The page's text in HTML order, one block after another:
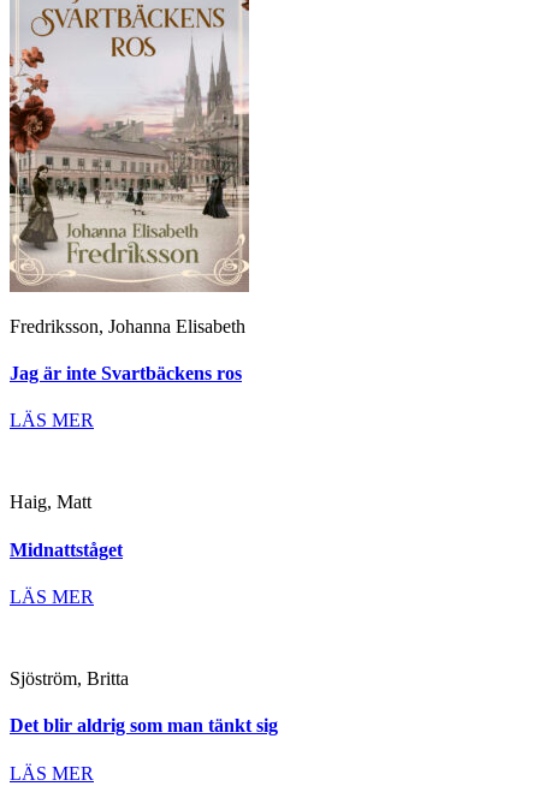
Fredriksson, Johanna Elisabeth
Jag är inte Svartbäckens ros
LÄS MER
Haig, Matt
Midnattståget
LÄS MER
Sjöström, Britta
Det blir aldrig som man tänkt sig
LÄS MER